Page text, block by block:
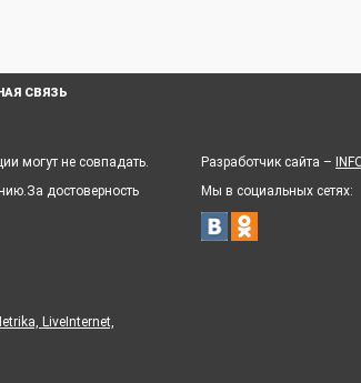
СВЯЗЬ
могут не совпадать.
достоверность
LiveInternet,
Разработчик сайта –
Мы в социальных сетях: